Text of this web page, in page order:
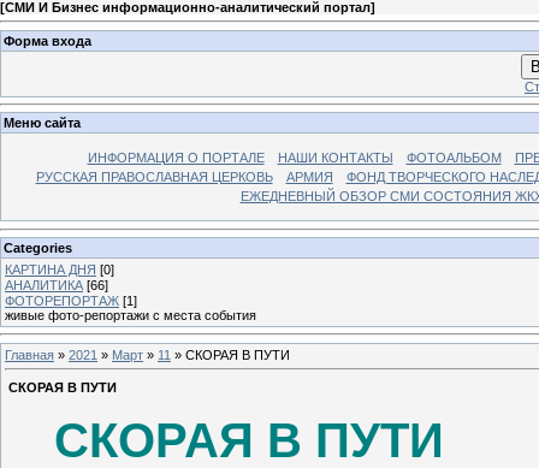
[СМИ И Бизнес информационно-аналитический портал]
Форма входа
Меню сайта
ИНФОРМАЦИЯ О ПОРТАЛЕ НАШИ КОНТАКТЫ ФОТОАЛЬБОМ
РУССКАЯ ПРАВОСЛАВНАЯ ЦЕРКОВЬ
АРМИЯ
ФОНД ТВОРЧЕСКОГО
ЕЖЕДНЕВНЫЙ ОБЗОР СМИ СОСТОЯНИЯ
Categories
КАРТИНА ДНЯ [0]
АНАЛИТИКА [66]
ФОТОРЕПОРТАЖ [1]
живые фото-репортажи с места события
Главная » 2021 » Март » 11 » СКОРАЯ В ПУТИ
СКОРАЯ В ПУТИ
СКОРАЯ В ПУТИ